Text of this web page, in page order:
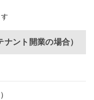
ント開業の場合）